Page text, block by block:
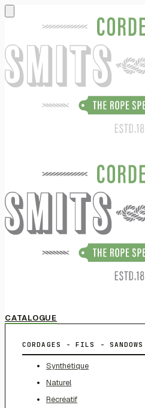
CATALOGUE
CORDAGES - FILS - SANDOWS
Synthétique
Naturel
Récréatif